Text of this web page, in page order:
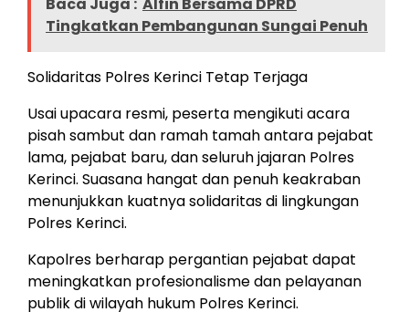
Tingkatkan Pembangunan Sungai Penuh
Solidaritas Polres Kerinci Tetap Terjaga
Usai upacara resmi, peserta mengikuti acara
pisah sambut dan ramah tamah antara pejabat
lama, pejabat baru, dan seluruh jajaran Polres
Kerinci. Suasana hangat dan penuh keakraban
menunjukkan kuatnya solidaritas di lingkungan
Polres Kerinci.
Kapolres berharap pergantian pejabat dapat
meningkatkan profesionalisme dan pelayanan
publik di wilayah hukum Polres Kerinci.